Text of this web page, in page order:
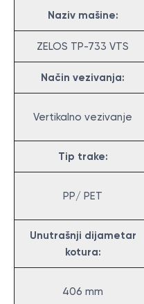
Naziv mašine:
ZELOS TP-733 VTS
Način vezivanja:
Vertikalno vezivanje
Tip trake:
PP/ PET
Unutrašnji dijametar
kotura:
406 mm